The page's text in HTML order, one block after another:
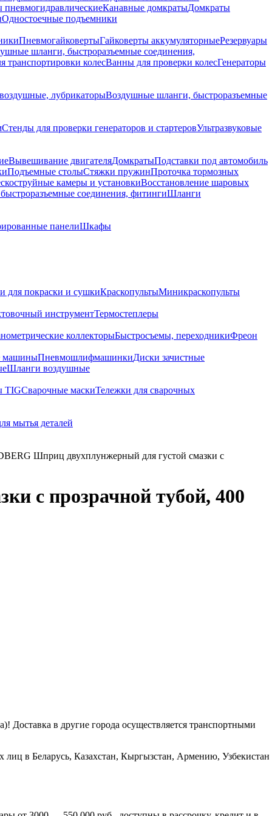
пневмогидравлическиеКанавные домкратыДомкраты
Одностоечные подъемники
ПневмогайковертыГайковерты аккумуляторныеРезервуары
шланги, быстроразъемные соединения,
транспортировки колесВанны для проверки колесГенераторы
лубрикаторыВоздушные шланги, быстроразъемные
Стенды для проверки генераторов и стартеровУльтразвуковые
Вывешивание двигателяДомкратыПодставки под автомобиль
Подъемные столыСтяжки пружинПроточка тормозных
камеры и установкиВосстановление шаровых
соединения, фитингиШланги
панелиШкафы
для покраски и сушкиКраскопультыМиникраскопульты
инструментТермостеплеры
коллекторыБыстросъемы, переходникиФреон
машиныПневмошлифмашинкиДиски зачистные
Шланги воздушные
TIGСварочные маскиТележки для сварочных
мытья деталей
Шприц двухплунжерный для густой смазки с
с прозрачной тубой, 400
Доставка в другие города осуществляется транспортными
лиц в Беларусь, Казахстан, Кыргызстан, Армению, Узбекистан